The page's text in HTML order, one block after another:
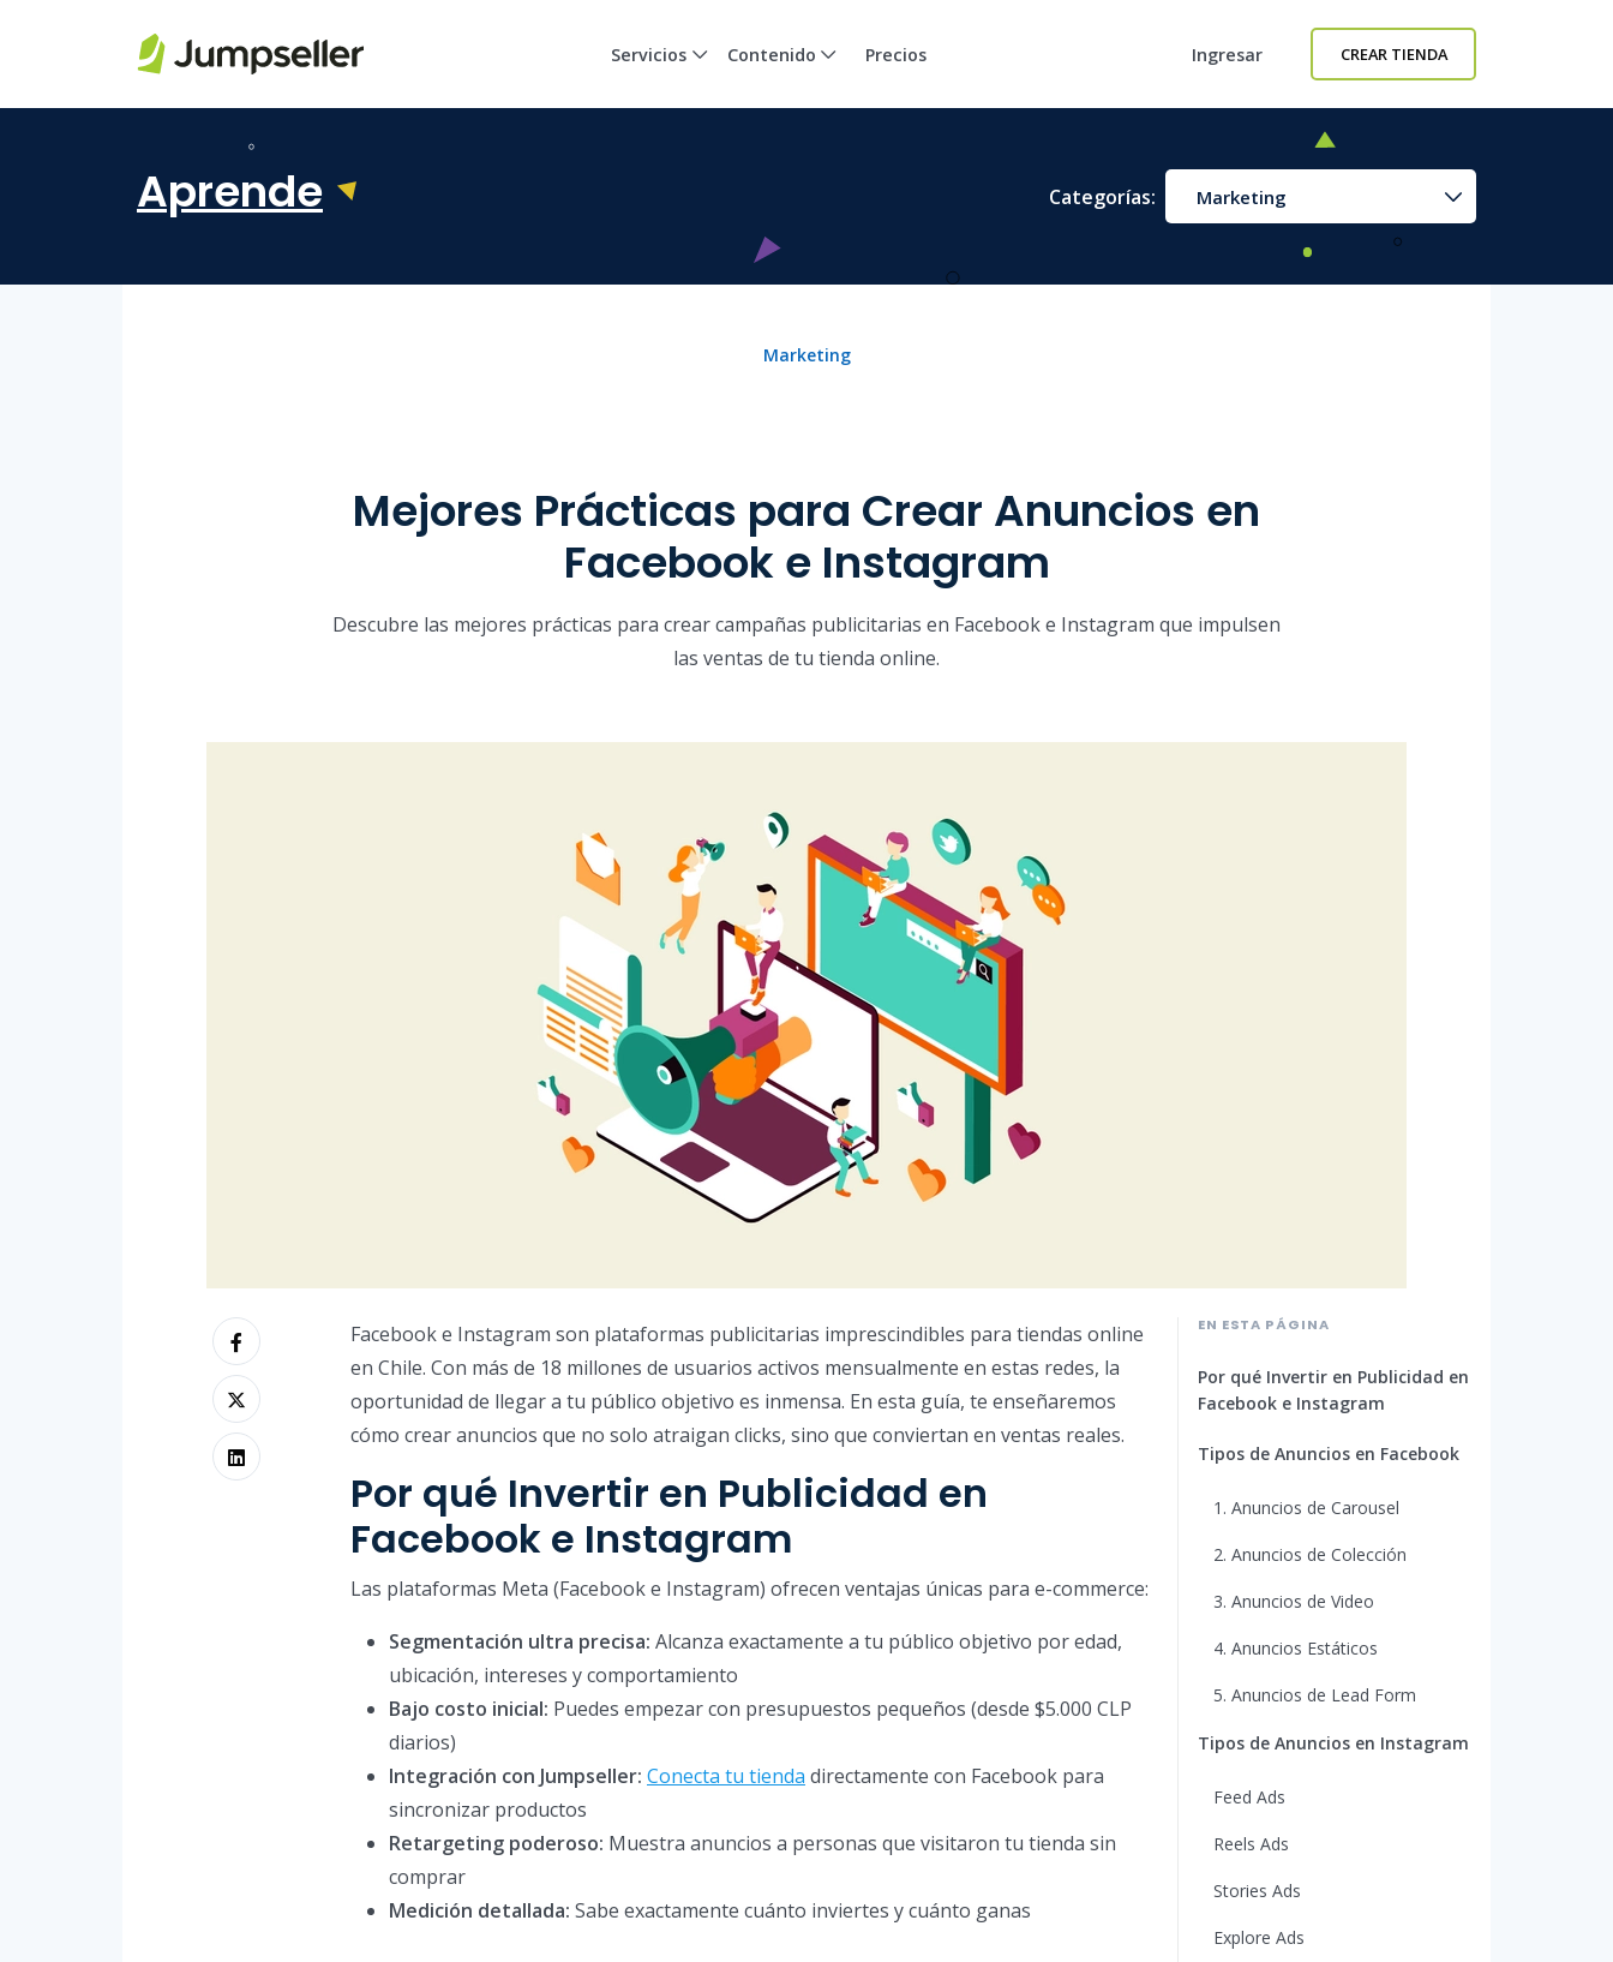
Servicios Contenido Precios Ingresar CREAR TIENDA
Aprende Categorías: Marketing
Marketing
Mejores Prácticas para Crear Anuncios en
Facebook e Instagram
Descubre las mejores prácticas para crear campañas publicitarias en Facebook e Instagram que impulsen
las ventas de tu tienda online.
Facebook e Instagram son plataformas publicitarias imprescindibles para tiendas online
en Chile. Con más de 18 millones de usuarios activos mensualmente en estas redes, la
oportunidad de llegar a tu público objetivo es inmensa. En esta guía, te enseñaremos
cómo crear anuncios que no solo atraigan clicks, sino que conviertan en ventas reales.
Por qué Invertir en Publicidad en
Facebook e Instagram
Las plataformas Meta (Facebook e Instagram) ofrecen ventajas únicas para e-commerce:
Segmentación ultra precisa: Alcanza exactamente a tu público objetivo por edad,
ubicación, intereses y comportamiento
Bajo costo inicial: Puedes empezar con presupuestos pequeños (desde $5.000 CLP
diarios)
Integración con Jumpseller: Conecta tu tienda directamente con Facebook para
sincronizar productos
Retargeting poderoso: Muestra anuncios a personas que visitaron tu tienda sin
comprar
Medición detallada: Sabe exactamente cuánto inviertes y cuánto ganas
EN ESTA PÁGINA
Por qué Invertir en Publicidad en
Facebook e Instagram
Tipos de Anuncios en Facebook
1. Anuncios de Carousel
2. Anuncios de Colección
3. Anuncios de Video
4. Anuncios Estáticos
5. Anuncios de Lead Form
Tipos de Anuncios en Instagram
Feed Ads
Reels Ads
Stories Ads
Explore Ads